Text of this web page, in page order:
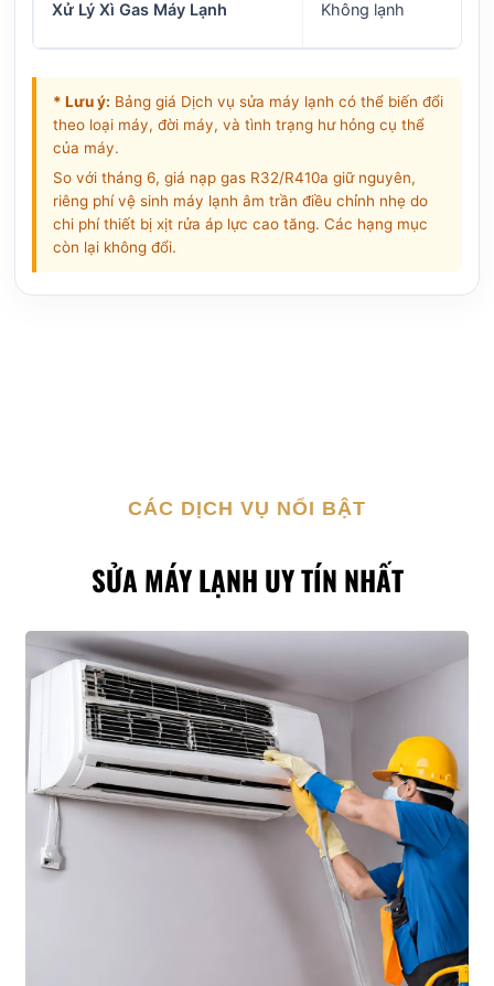
Xử Lý Xì Gas Máy Lạnh Không lạnh
* Lưu ý: Bảng giá Dịch vụ sửa máy lạnh có thể biến đổi
theo loại máy, đời máy, và tình trạng hư hỏng cụ thể
của máy.
So với tháng 6, giá nạp gas R32/R410a giữ nguyên,
riêng phí vệ sinh máy lạnh âm trần điều chỉnh nhẹ do
chi phí thiết bị xịt rửa áp lực cao tăng. Các hạng mục
còn lại không đổi.
CÁC DỊCH VỤ NỔI BẬT
SỬA MÁY LẠNH UY TÍN NHẤT